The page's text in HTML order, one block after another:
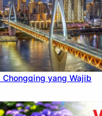
Chongqing yang Wajib